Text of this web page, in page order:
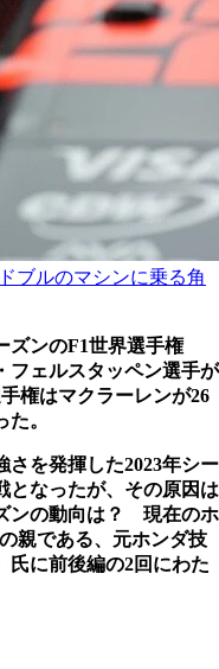
ブルのマシンに乗る角
ズンのF1世界選手権
フェルスタッペン選手が
権はマクラーレンが26
。
さを発揮した2023年シー
となったが、その原因は
ンの動向は？ 現在のホ
親である、元ホンダ技
氏に前後編の2回にわた